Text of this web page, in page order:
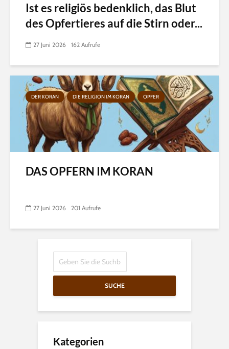
Ist es religiös bedenklich, das Blut
des Opfertieres auf die Stirn oder...
27 Juni 2026 162 Aufrufe
DER KORAN DIE RELIGION IM KORAN OPFER
DAS OPFERN IM KORAN
27 Juni 2026 201 Aufrufe
SUCHE
Kategorien